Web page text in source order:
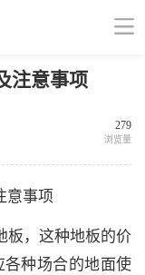
注意事项
279
浏览量
意事项
板，这种地板的价
种场合的地面使